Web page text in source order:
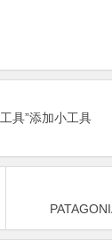
具”添加小工具